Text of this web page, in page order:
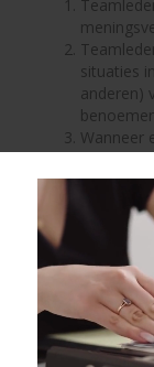
situaties
anderen)
Wanneer
ze het
volgende
Benoemen
ruimte voor
‘ja, ja’ maar we